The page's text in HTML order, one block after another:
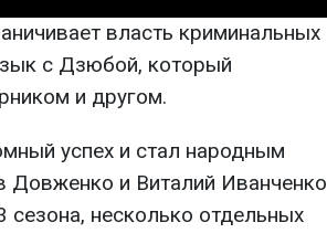
власть криминальных
с Дзюбой, который
и другом.
успех и стал народным
Довженко и Виталий Иванченко
несколько отдельных